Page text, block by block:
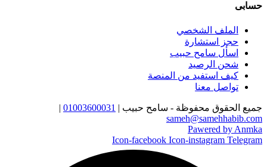
حسابى
الملف الشخصي
حجز استشارة
اسأل سامح حبيب
شحن الرصيد
كيف استفيد من المنصة
تواصل معنا
جميع الحقوق محفوظة - سامح حبيب | 01003600031
|
sameh@samehhabib.com
Pawered by Anmka
Icon-facebook Icon-instagram Telegram